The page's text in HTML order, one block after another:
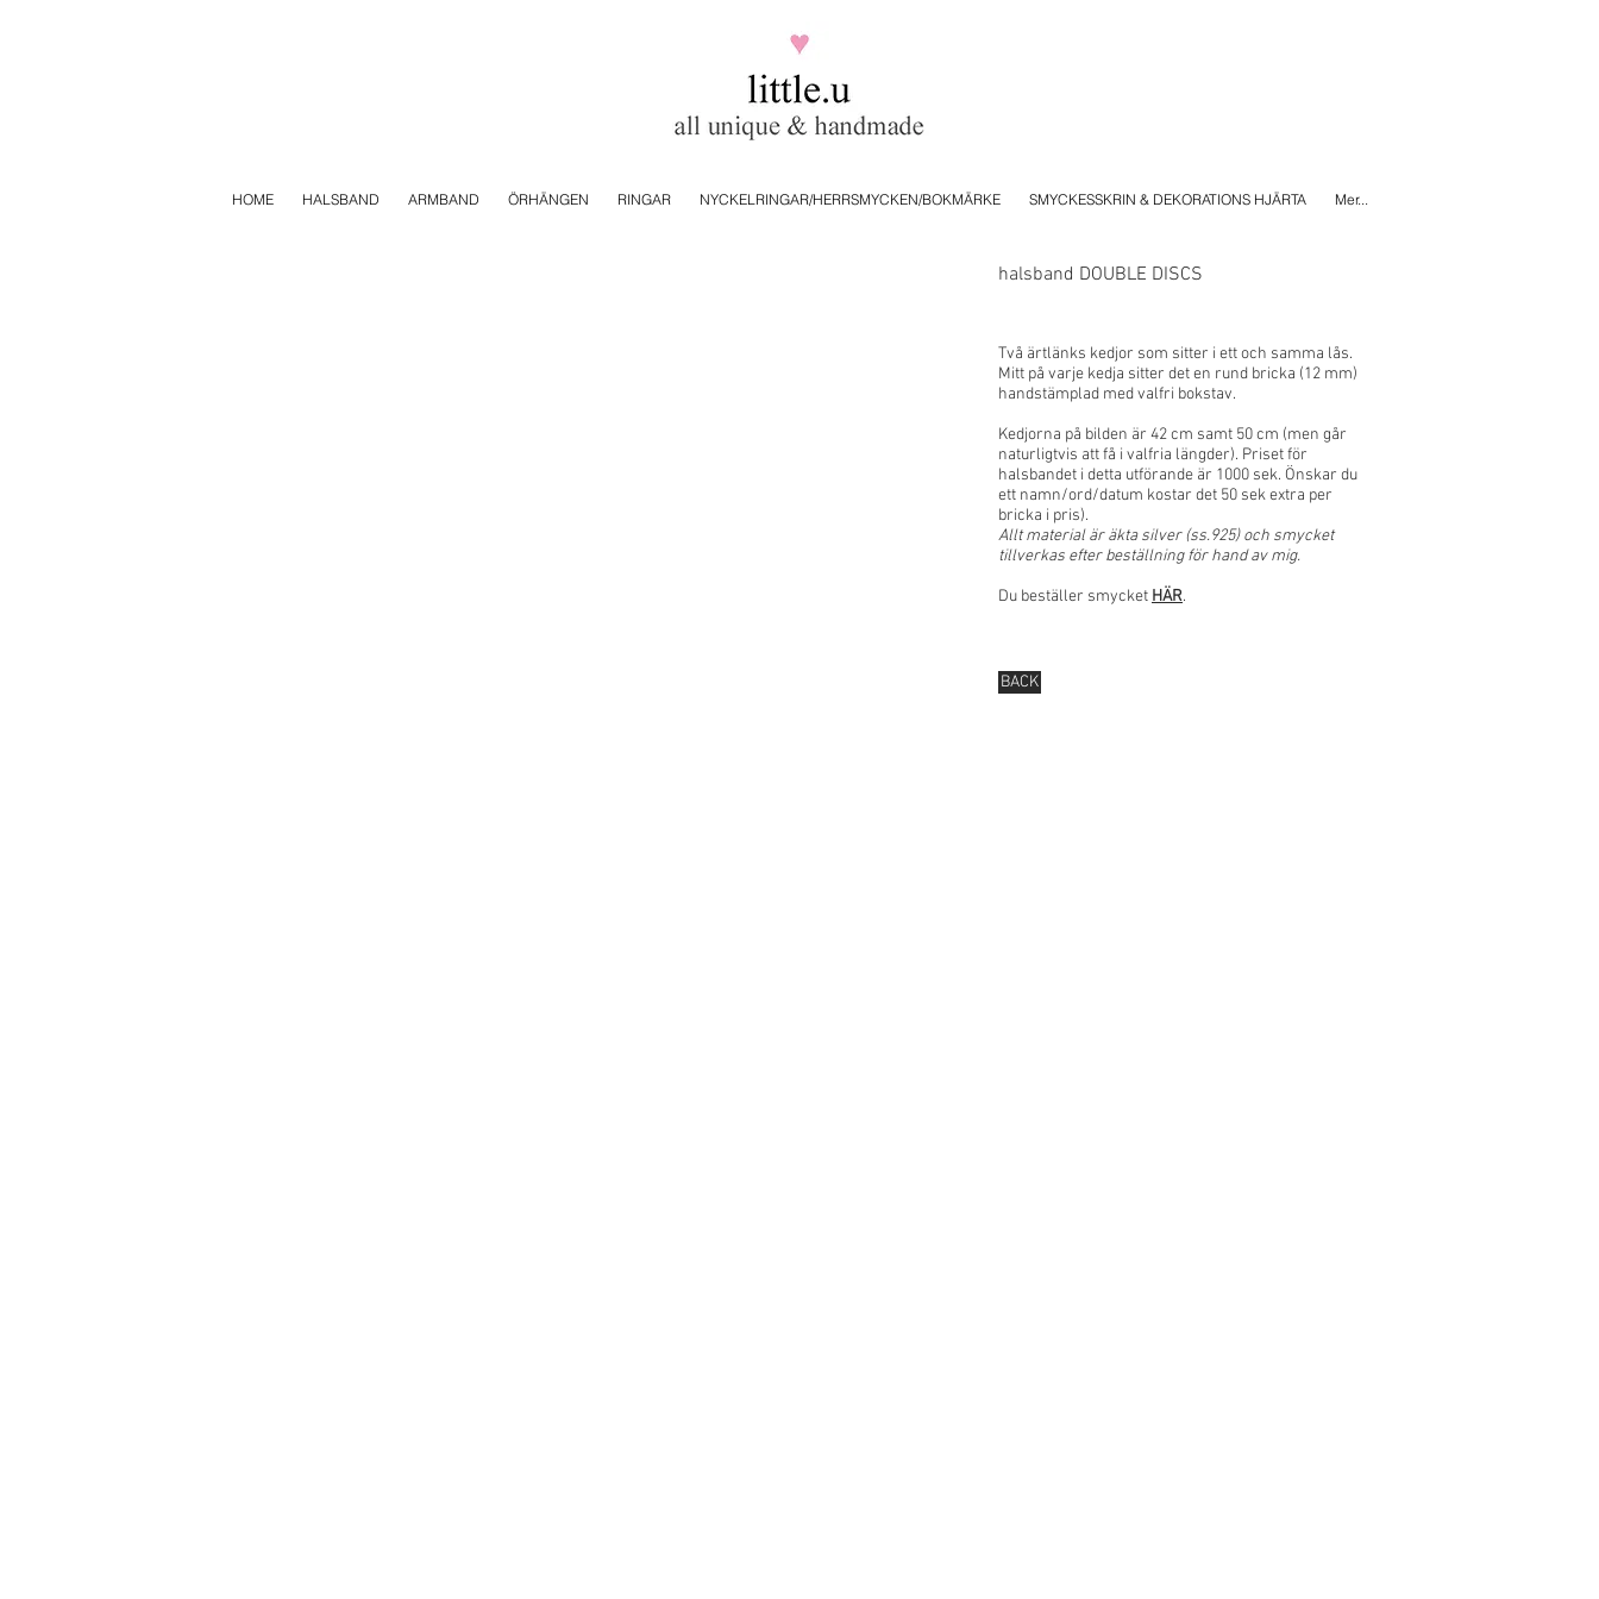
HOME HALSBAND ARMBAND ÖRHÄNGEN RINGAR NYCKELRINGAR/HERRSMYCKEN/BOKMÄRKE SMYCKESSKRIN & DEKORATIONS HJÄRTA Mer...
halsband DOUBLE DISCS
Två ärtlänks kedjor som sitter i ett och samma lås.
Mitt på varje kedja sitter det en rund bricka (12 mm)
handstämplad med valfri bokstav.
Kedjorna på bilden är 42 cm samt 50 cm (men går
naturligtvis att få i valfria längder). Priset för
halsbandet i detta utförande är 1000 sek. Önskar du
ett namn/ord/datum kostar det 50 sek extra per
bricka i pris).
Allt material är äkta silver (ss.925) och smycket
tillverkas efter beställning för hand av mig.
Du beställer smycket HÄR.
BACK